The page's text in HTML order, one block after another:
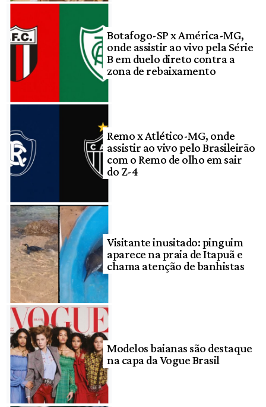
Botafogo-SP x América-MG,
onde assistir ao vivo pela Série
B em duelo direto contra a
zona de rebaixamento
Remo x Atlético-MG, onde
assistir ao vivo pelo Brasileirão
com o Remo de olho em sair
do Z-4
Visitante inusitado: pinguim
aparece na praia de Itapuã e
chama atenção de banhistas
Modelos baianas são destaque
na capa da Vogue Brasil